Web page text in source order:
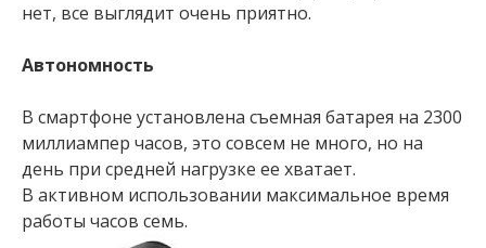
нет, все выглядит очень приятно.
Автономность
В смартфоне установлена съемная батарея на 2300
миллиампер часов, это совсем не много, но на
день при средней нагрузке ее хватает.
В активном использовании максимальное время
работы часов семь.